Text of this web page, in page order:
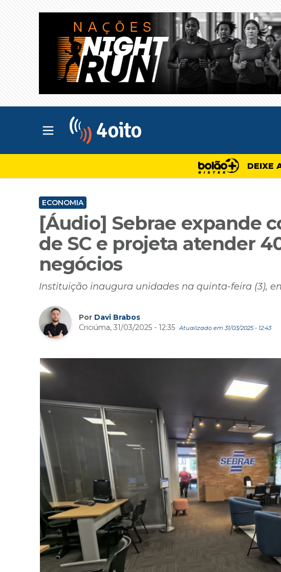
Abrir menu principal
DEIXE
ECONOMIA
[Áudio] Sebrae expande
de SC e projeta atender
negócios
Instituição inaugura unidades na quinta-feira (3),
Por Davi Brabos
Criciúma, 31/03/2025 - 12:35 Atualizado em 31/03/2025 - 12:43